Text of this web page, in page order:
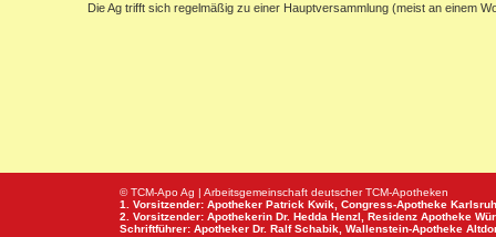
Die Ag trifft sich regelmäßig zu einer Hauptversammlung (meist an einem
© TCM-Apo Ag | Arbeitsgemeinschaft deutscher TCM-Apotheken
1. Vorsitzender: Apotheker Patrick Kwik, Congress-Apotheke
2. Vorsitzender: Apothekerin Dr. Hedda Henzl, Residenz Apotheke
Schriftführer: Apotheker Dr. Ralf Schabik, Wallenstein-Apotheke